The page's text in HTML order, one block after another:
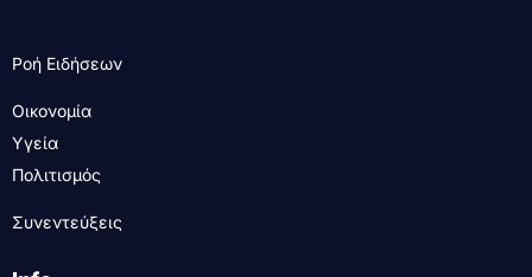
Ροή Ειδήσεων
Οικονομία
Υγεία
Πολιτισμός
Συνεντεύξεις